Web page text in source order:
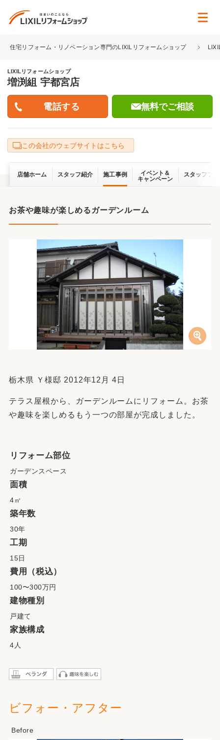
住宅リフォーム・リノベーション専門のLIXILリフォームショップ
LIXILリフォームショップ
増渕組 宇都宮店
無料でご相談
この会社のウェブサイトはこちら
店舗ホーム スタッフ紹介 施工事例
イベント＆
キャンペーン
スタッフブ
お茶や趣味が楽しめるガーデンルーム
栃木県 Ｙ様邸 2012年12月 4日
テラス屋根から、ガーデンルームにリフォーム。お茶
や趣味を楽しめるもう一つの部屋が完成しました。
リフォーム部位
ガーデンスペース
面積
4㎡
築年数
30年
工期
15日
費用（税込）
100〜300万円
建物種別
戸建て
家族構成
4人
ビフォー・アフター